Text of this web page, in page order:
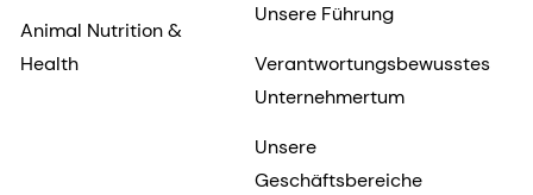
Animal Nutrition &
Health
Unsere Führung
Verantwortungsbewusstes
Unternehmertum
Unsere
Geschäftsbereiche